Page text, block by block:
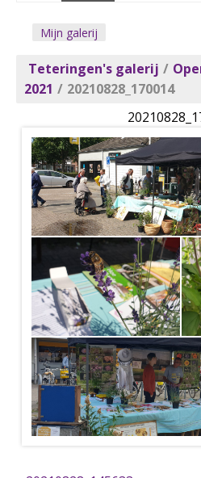
Mijn galerij
Teteringen's galerij /
2021 / 20210828_170014